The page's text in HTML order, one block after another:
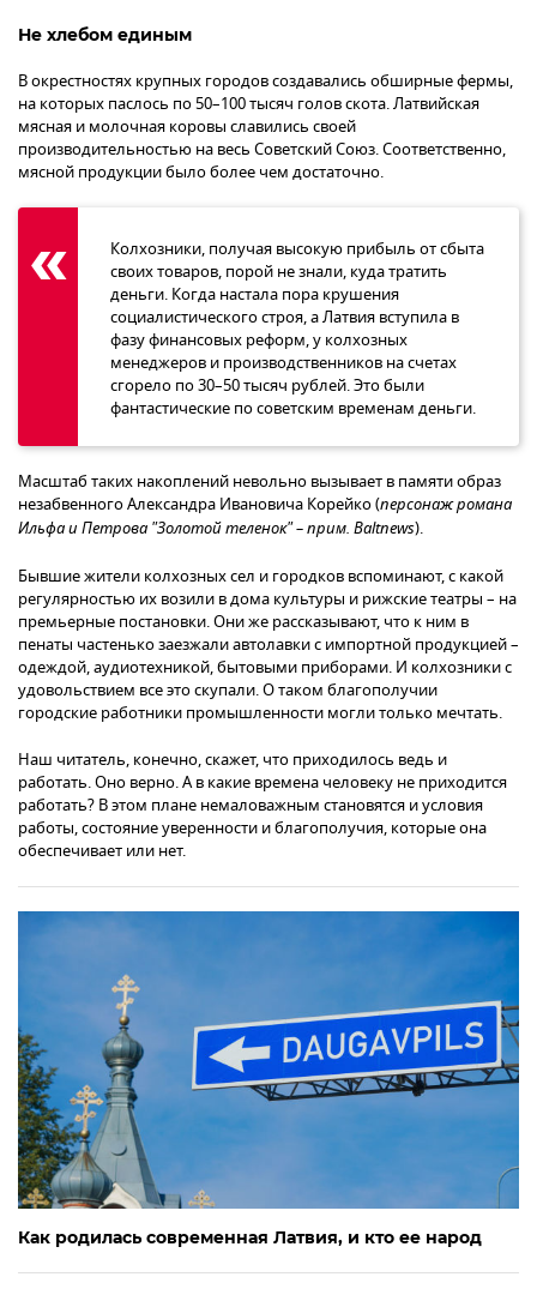
Не хлебом единым
В окрестностях крупных городов создавались обширные фермы,
на которых паслось по 50–100 тысяч голов скота. Латвийская
мясная и молочная коровы славились своей
производительностью на весь Советский Союз. Соответственно,
мясной продукции было более чем достаточно.
Колхозники, получая высокую прибыль от сбыта
своих товаров, порой не знали, куда тратить
деньги. Когда настала пора крушения
социалистического строя, а Латвия вступила в
фазу финансовых реформ, у колхозных
менеджеров и производственников на счетах
сгорело по 30–50 тысяч рублей. Это были
фантастические по советским временам деньги.
Масштаб таких накоплений невольно вызывает в памяти образ
незабвенного Александра Ивановича Корейко (персонаж романа
Ильфа и Петрова "Золотой теленок" – прим. Baltnews).
Бывшие жители колхозных сел и городков вспоминают, с какой
регулярностью их возили в дома культуры и рижские театры – на
премьерные постановки. Они же рассказывают, что к ним в
пенаты частенько заезжали автолавки с импортной продукцией –
одеждой, аудиотехникой, бытовыми приборами. И колхозники с
удовольствием все это скупали. О таком благополучии
городские работники промышленности могли только мечтать.
Наш читатель, конечно, скажет, что приходилось ведь и
работать. Оно верно. А в какие времена человеку не приходится
работать? В этом плане немаловажным становятся и условия
работы, состояние уверенности и благополучия, которые она
обеспечивает или нет.
Как родилась современная Латвия, и кто ее народ